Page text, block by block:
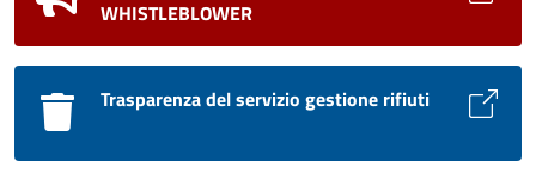
WHISTLEBLOWER
Trasparenza del servizio gestione rifiuti